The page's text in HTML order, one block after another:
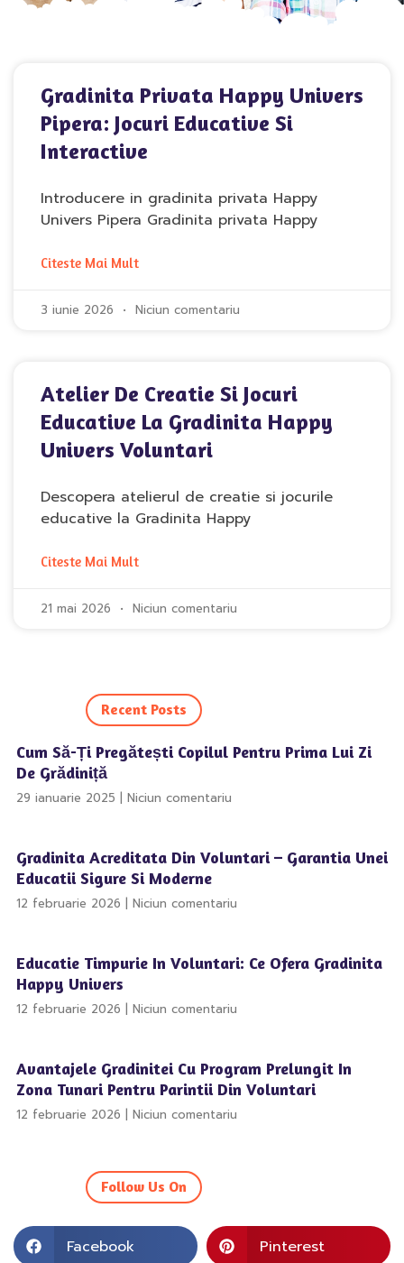
Gradinita Privata Happy Univers
Pipera: Jocuri Educative Si
Interactive
Introducere in gradinita privata Happy
Univers Pipera Gradinita privata Happy
Citeste Mai Mult
3 iunie 2026 Niciun comentariu
Atelier De Creatie Si Jocuri
Educative La Gradinita Happy
Univers Voluntari
Descopera atelierul de creatie si jocurile
educative la Gradinita Happy
Citeste Mai Mult
21 mai 2026 Niciun comentariu
Recent Posts
Cum Să-Ți Pregătești Copilul Pentru Prima Lui Zi
De Grădiniță
29 ianuarie 2025 Niciun comentariu
Gradinita Acreditata Din Voluntari – Garantia Unei
Educatii Sigure Si Moderne
12 februarie 2026 Niciun comentariu
Educatie Timpurie In Voluntari: Ce Ofera Gradinita
Happy Univers
12 februarie 2026 Niciun comentariu
Avantajele Gradinitei Cu Program Prelungit In
Zona Tunari Pentru Parintii Din Voluntari
12 februarie 2026 Niciun comentariu
Follow Us On
Facebook Pinterest